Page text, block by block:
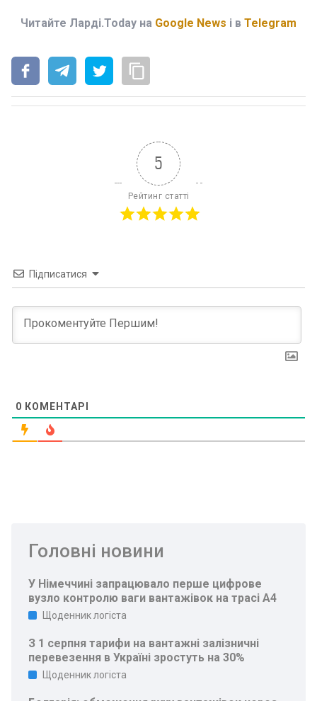
Читайте Ларді.Today на Google News і в Telegram
5
Рейтинг статті
Підписатися
0 КОМЕНТАРІ
Головні новини
У Німеччині запрацювало перше цифрове
вузло контролю ваги вантажівок на трасі A4
Щоденник логіста
З 1 серпня тарифи на вантажні залізничні
перевезення в Україні зростуть на 30%
Щоденник логіста